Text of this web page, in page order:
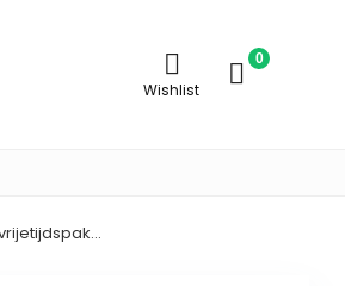
Wishlist
0